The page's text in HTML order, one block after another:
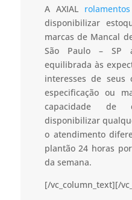
A AXIAL
disponibilizar
marcas de Mancal
São Paulo – SP
equilibrada às
interesses de seus
especificação ou
capacidade de
disponibilizar
o atendimento
plantão 24 horas
da semana.
[/vc_column_text][/